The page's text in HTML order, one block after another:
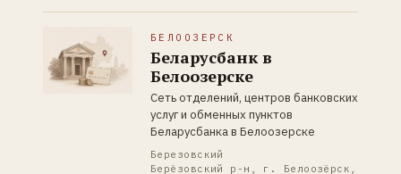
БЕЛООЗЕРСК
Беларусбанк в
Белоозерске
Сеть отделений, центров банковских
услуг и обменных пунктов
Беларусбанка в Белоозерске
Березовский
Берёзовский р-н, г. Белоозёрск,